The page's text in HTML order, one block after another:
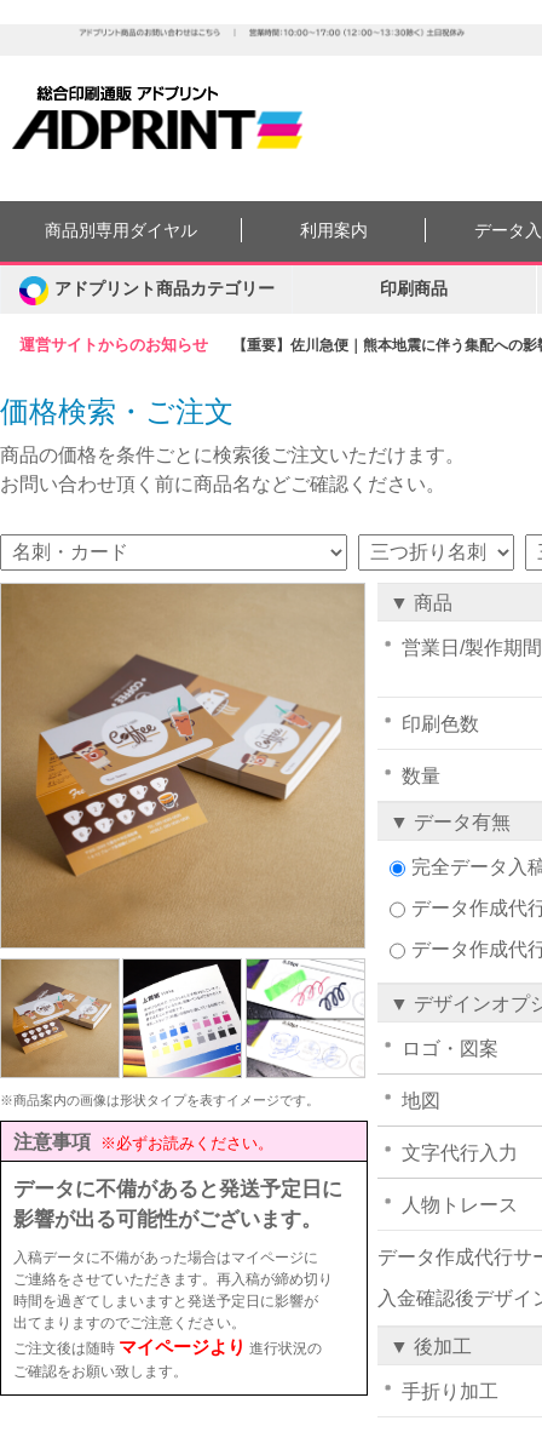
運営サイトからのお知らせ 【重要】佐川急便｜熊本地震に伴う集配への
商品別専用ダイヤル 利用案内 データ
アドプリント商品カテゴリー 印刷商品
価格検索・ご注文
商品の価格を条件ごとに検索後ご注文いただけます。
お問い合わせ頂く前に商品名などご確認ください。
※商品案内の画像は形状タイプを表すイメージです。
注意事項 ※必ずお読みください。
データに不備があると発送予定日に
影響が出る可能性がございます。
入稿データに不備があった場合はマイページに
ご連絡をさせていただきます。再入稿が締め切り
時間を過ぎてしまいますと発送予定日に影響が
出てまりますのでご注意ください。
ご注文後は随時 マイページより 進行状況の
ご確認をお願い致します。
▼ 商品
営業日/製作期間
印刷色数
数量
▼ データ有無
完全データ入
データ作成代
データ作成代
▼ デザインオプ
ロゴ・図案
地図
文字代行入力
人物トレース
データ作成代行サ
入金確認後デザイ
▼ 後加工
手折り加工